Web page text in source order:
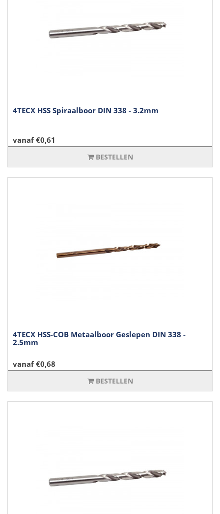
4TECX HSS Spiraalboor DIN 338 - 3.2mm
vanaf €0,61
BESTELLEN
4TECX HSS-COB Metaalboor Geslepen DIN 338 -
2.5mm
vanaf €0,68
BESTELLEN